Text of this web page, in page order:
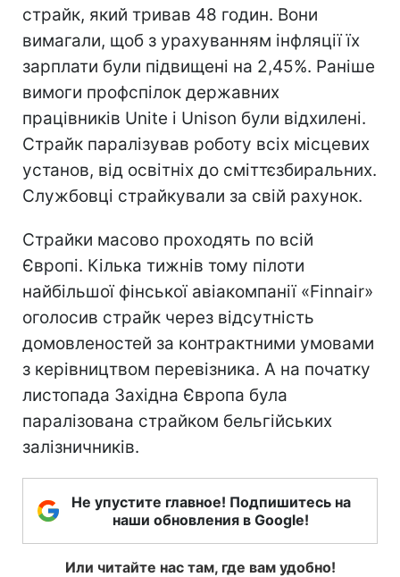
страйк, який тривав 48 годин. Вони
вимагали, щоб з урахуванням інфляції їх
зарплати були підвищені на 2,45%. Раніше
вимоги профспілок державних
працівників Unite і Unison були відхилені.
Страйк паралізував роботу всіх місцевих
установ, від освітніх до сміттєзбиральних.
Службовці страйкували за свій рахунок.
Страйки масово проходять по всій
Європі. Кілька тижнів тому пілоти
найбільшої фінської авіакомпанії «Finnair»
оголосив страйк через відсутність
домовленостей за контрактними умовами
з керівництвом перевізника. А на початку
листопада Західна Європа була
паралізована страйком бельгійських
залізничників.
Не упустите главное! Подпишитесь на
наши обновления в Google!
Или читайте нас там, где вам удобно!